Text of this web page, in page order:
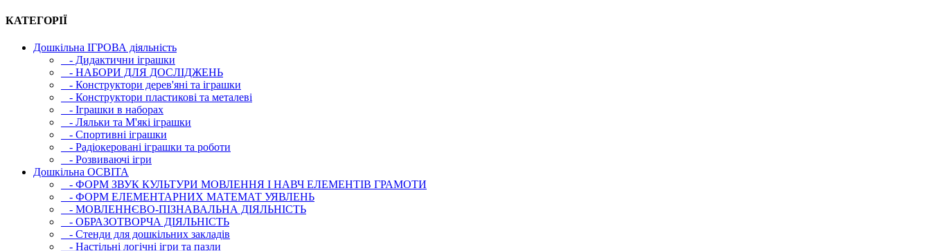
КАТЕГОРІЇ
Дошкільна ІГРОВА діяльність
- Дидактични іграшки
- НАБОРИ ДЛЯ ДОСЛІДЖЕНЬ
- Конструктори дерев'яні та іграшки
- Конструктори пластикові та металеві
- Іграшки в наборах
- Ляльки та М'які іграшки
- Спортивні іграшки
- Радіокеровані іграшки та роботи
- Розвиваючі ігри
Дошкільна ОСВIТА
- ФОРМ ЗВУК КУЛЬТУРИ МОВЛЕННЯ І НАВЧ ЕЛЕМЕНТІВ ГРАМОТИ
- ФОРМ ЕЛЕМЕНТАРНИХ МАТЕМАТ УЯВЛЕНЬ
- МОВЛЕННЄВО-ПІЗНАВАЛЬНА ДІЯЛЬНІСТЬ
- ОБРАЗОТВОРЧА ДІЯЛЬНІСТЬ
- Стенди для дошкільних закладів
- Настільні логічні ігри та пазли